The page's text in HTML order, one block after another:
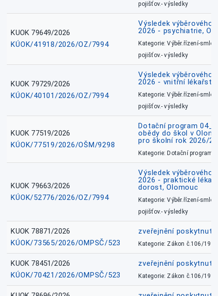
pojišťov.- výsledky
KUOK 79649/2026
KÚOK/41918/2026/OZ/7994
Výsledek výběrového
2026 - psychiatrie,
Kategorie: Výběr.řízení-
pojišťov.- výsledky
KUOK 79729/2026
KÚOK/40101/2026/OZ/7994
Výsledek výběrového
2026 - vnitřní
Kategorie: Výběr.řízení-
pojišťov.- výsledky
KUOK 77519/2026
KÚOK/77519/2026/OŠM/9298
Dotační program
obědy do škol v
pro školní rok 2026/
Kategorie: Dotační
KUOK 79663/2026
KÚOK/52776/2026/OZ/7994
Výsledek výběrového
2026 - praktické
dorost, Olomouc
Kategorie: Výběr.řízení-
pojišťov.- výsledky
KUOK 78871/2026
KÚOK/73565/2026/OMPSČ/523
zveřejnění
Kategorie: Zákon č.106/1999
KUOK 78451/2026
KÚOK/70421/2026/OMPSČ/523
zveřejnění
Kategorie: Zákon č.106/1999